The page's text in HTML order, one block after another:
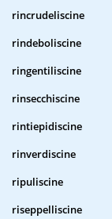
rincrudeliscine
rindeboliscine
ringentiliscine
rinsecchiscine
rintiepidiscine
rinverdiscine
ripuliscine
riseppelliscine